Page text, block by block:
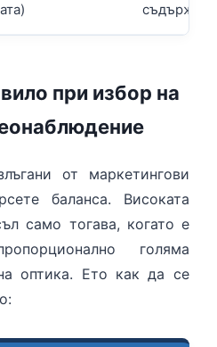
при избор на
от маркетингови
баланса. Високата
само тогава, когато е
голяма
оптика. Ето как да се